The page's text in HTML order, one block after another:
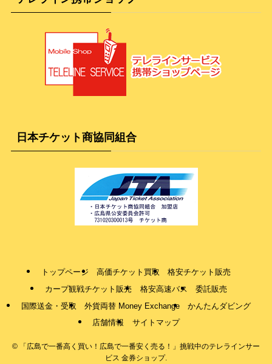
日本チケット商協同組合
トップページ 高価チケット買取
格安チケット販売
カープ観戦チケット販売
格安高速バス
委託販売
国際送金・受取
外貨両替 Money Exchange
かんたんダビング
店舗情報
サイトマップ
© 「広島で一番高く買い！広島で一番安く売る！」挑戦中のテレラインサー
ビス 金券ショップ.